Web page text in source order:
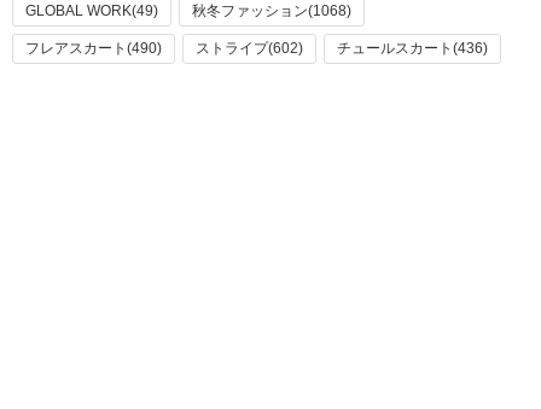
GLOBAL WORK(49) 秋冬ファッション(1068)
フレアスカート(490) ストライプ(602) チュールスカート(436)